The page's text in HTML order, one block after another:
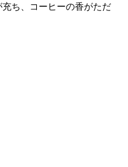
ち、コーヒーの香がただ